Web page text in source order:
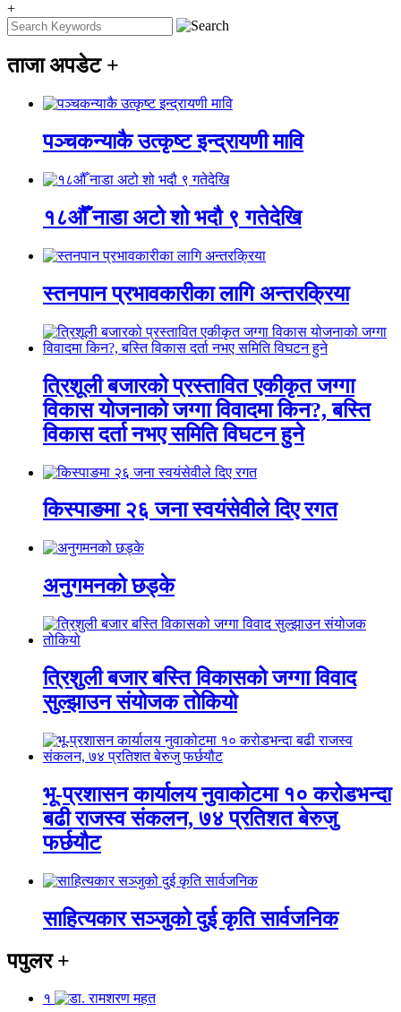
+
ताजा अपडेट +
पञ्चकन्याकै उत्कृष्ट इन्द्रायणी मावि
१८औँ नाडा अटो शो भदौ ९ गतेदेखि
स्तनपान प्रभावकारीका लागि अन्तरक्रिया
त्रिशूली बजारको प्रस्तावित एकीकृत जग्गा
विकास योजनाको जग्गा विवादमा किन?, बस्ति
विकास दर्ता नभए समिति विघटन हुने
किस्पाङमा २६ जना स्वयंसेवीले दिए रगत
अनुगमनको छड्के
त्रिशुली बजार बस्ति विकासको जग्गा विवाद
सुल्झाउन संयोजक तोकियो
भू-प्रशासन कार्यालय नुवाकोटमा १० करोडभन्दा
बढी राजस्व संकलन, ७४ प्रतिशत बेरुजु
फर्छयौट
साहित्यकार सञ्जुको दुई कृति सार्वजनिक
पपुलर+
१